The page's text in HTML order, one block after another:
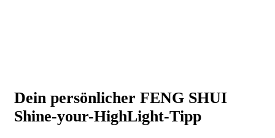
Dein persönlicher FENG SHUI
Shine-your-HighLight-Tipp